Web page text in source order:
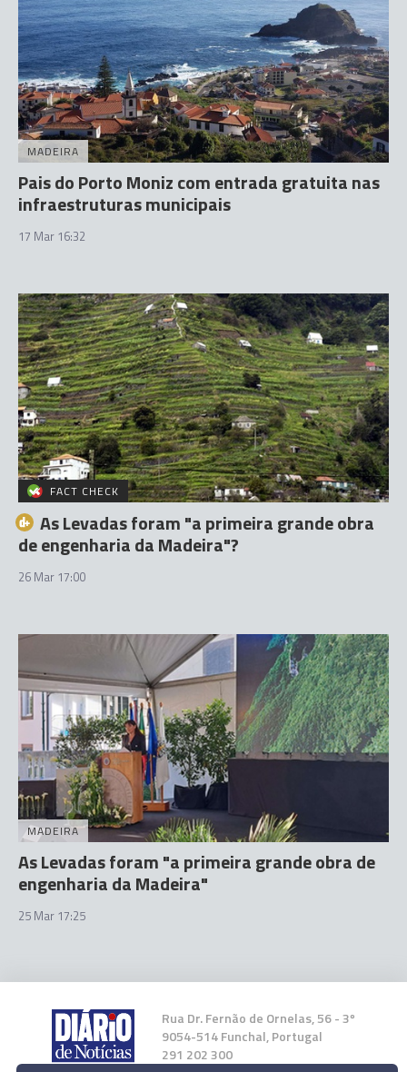
MADEIRA
Pais do Porto Moniz com entrada gratuita nas
infraestruturas municipais
17 Mar 16:32
FACT CHECK
As Levadas foram "a primeira grande obra
de engenharia da Madeira"?
26 Mar 17:00
MADEIRA
As Levadas foram "a primeira grande obra de
engenharia da Madeira"
25 Mar 17:25
Rua Dr. Fernão de Ornelas, 56 - 3º
9054-514 Funchal, Portugal
291 202 300